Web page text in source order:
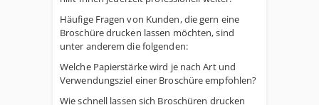
Häufige Fragen von Kunden, die gern eine
Broschüre drucken lassen möchten, sind
unter anderem die folgenden:
Welche Papierstärke wird je nach Art und
Verwendungsziel einer Broschüre empfohlen?
Wie schnell lassen sich Broschüren drucken